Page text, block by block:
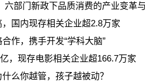
六部门新政下品质消费的产业变革
国内现存相关企业超2.8万家
作，携手开发“学科大脑”
，现存电影相关企业超166.7万家
么你越管，孩子越被动？